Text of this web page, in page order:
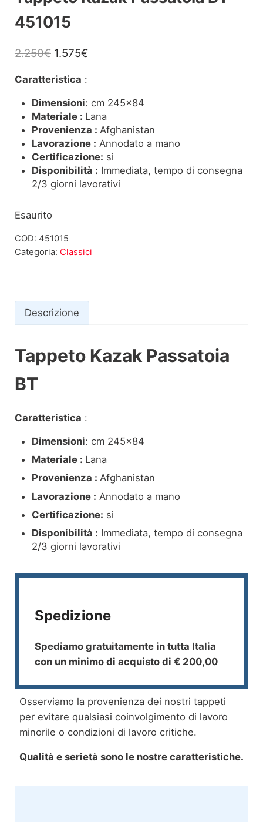
451015
2.250€ Il prezzo originale era: 2.250€.
1.575€Il prezzo attuale è: 1.575€.
Caratteristica :
Dimensioni: cm 245×84
Materiale : Lana
Provenienza : Afghanistan
Lavorazione : Annodato a mano
Certificazione: si
Disponibilità : Immediata, tempo di consegna
2/3 giorni lavorativi
Esaurito
COD: 451015
Categoria: Classici
Descrizione
Descrizione
Tappeto Kazak Passatoia
BT
Caratteristica :
Dimensioni: cm 245×84
Materiale : Lana
Provenienza :Afghanistan
Lavorazione : Annodato a mano
Certificazione: si
Disponibilità : Immediata, tempo di consegna
2/3 giorni lavorativi
Spedizione
Spediamo gratuitamente in tutta Italia
con un minimo di acquisto di € 200,00
Osserviamo la provenienza dei nostri tappeti
per evitare qualsiasi coinvolgimento di lavoro
minorile o condizioni di lavoro critiche.
Qualità e serietà sono le nostre caratteristiche.